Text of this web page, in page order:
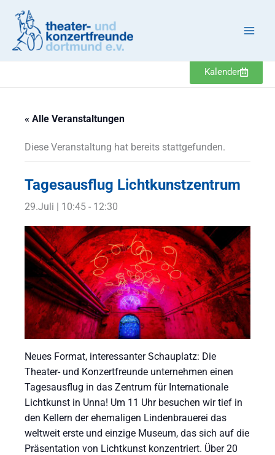
Inhalt
springen
Kalender
« Alle Veranstaltungen
Diese Veranstaltung hat bereits stattgefunden.
Tagesausflug Lichtkunstzentrum
29.Juli | 10:45 - 12:30
Neues Format, interessanter Schauplatz: Die
Theater- und Konzertfreunde unternehmen einen
Tagesausflug in das Zentrum für Internationale
Lichtkunst in Unna! Um 11 Uhr besuchen wir tief in
den Kellern der ehemaligen Lindenbrauerei das
weltweit erste und einzige Museum, das sich auf die
Präsentation von Lichtkunst konzentriert. Über 20